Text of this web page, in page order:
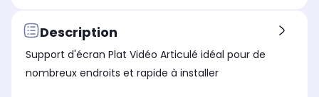
0 °
Matière
Métal
Matière
Aluminium léger
Description
Support d'écran Plat Vidéo Articulé idéal pour de
nombreux endroits et rapide à installer